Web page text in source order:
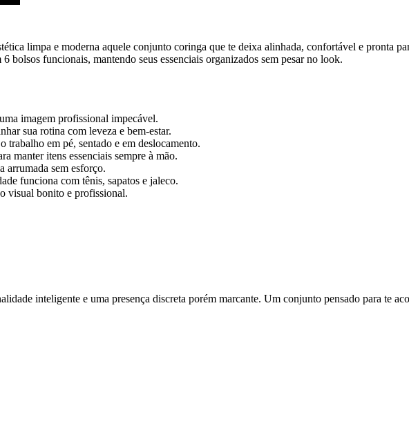
limpa e moderna aquele conjunto coringa que te deixa alinhada, confortável e pronta
bolsos funcionais, mantendo seus essenciais organizados sem pesar no look.
imagem profissional impecável.
sua rotina com leveza e bem-estar.
em pé, sentado e em deslocamento.
manter itens essenciais sempre à mão.
arrumada sem esforço.
funciona com tênis, sapatos e jaleco.
visual bonito e profissional.
inteligente e uma presença discreta porém marcante. Um conjunto pensado para te